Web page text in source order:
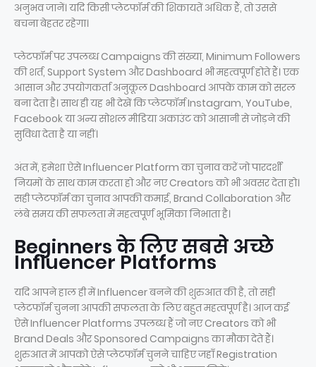
अनुभव जानें। यदि किसी प्लेटफॉर्म की शिकायतें अधिक हैं, तो उससे
बचना बेहतर रहेगा।
प्लेटफॉर्म पर उपलब्ध Campaigns की संख्या, Minimum Followers
की शर्त, Support System और Dashboard भी महत्वपूर्ण होते हैं। एक
आसान और उपयोगकर्ता अनुकूल Dashboard आपके काम को सरल
बना देता है। साथ ही यह भी देखें कि प्लेटफॉर्म Instagram, YouTube,
Facebook या अन्य सोशल मीडिया अकाउंट को आसानी से जोड़ने की
सुविधा देता है या नहीं।
अंत में, हमेशा ऐसे Influencer Platform का चुनाव करें जो पारदर्शी
नियमों के साथ काम करता हो और नए Creators को भी अवसर देता हो।
सही प्लेटफॉर्म का चुनाव आपकी कमाई, Brand Collaboration और
लंबे समय की सफलता में महत्वपूर्ण भूमिका निभाता है।
Beginners के लिए सबसे अच्छे
Influencer Platforms
यदि आपने हाल ही में Influencer बनने की शुरुआत की है, तो सही
प्लेटफॉर्म चुनना आपकी सफलता के लिए बहुत महत्वपूर्ण है। आज कई
ऐसे Influencer Platforms उपलब्ध हैं जो नए Creators को भी
Brand Deals और Sponsored Campaigns का मौका देते हैं।
शुरुआत में आपको ऐसे प्लेटफॉर्म चुनने चाहिए जहाँ Registration